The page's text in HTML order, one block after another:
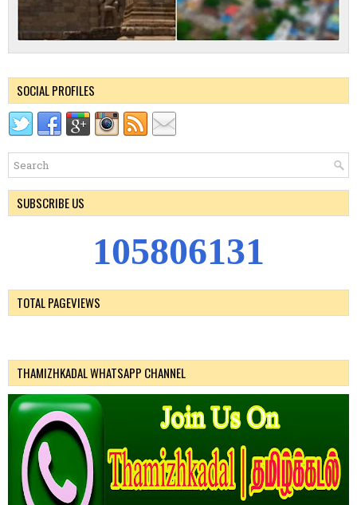
SOCIAL PROFILES
SUBSCRIBE US
105806131
TOTAL PAGEVIEWS
THAMIZHKADAL WHATSAPP CHANNEL